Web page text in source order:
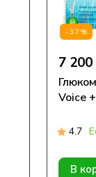
-37%
7 200
Voice
4.7
В